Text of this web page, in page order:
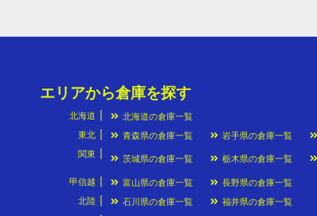
エリアから倉庫を探す
北海道
北海道の倉庫一覧
東北
青森県の倉庫一覧 岩手県の倉庫一覧
関東
茨城県の倉庫一覧 栃木県の倉庫一覧
甲信越
富山県の倉庫一覧
長野県の倉庫一覧
北陸
石川県の倉庫一覧
福井県の倉庫一覧